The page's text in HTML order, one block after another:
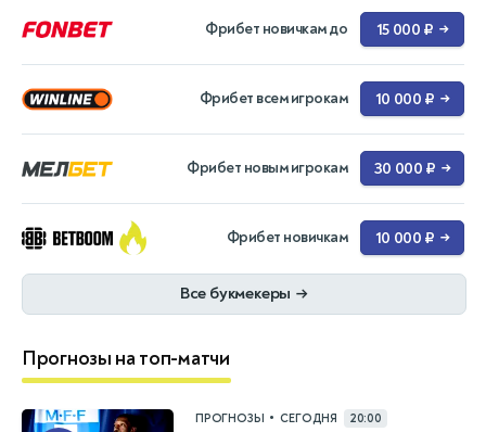
Фрибет новичкам до 15 000 ₽ →
Фрибет всем игрокам 10 000 ₽ →
Фрибет новым игрокам 30 000 ₽ →
Фрибет новичкам 10 000 ₽ →
Все букмекеры →
Прогнозы на топ-матчи
ПРОГНОЗЫ • СЕГОДНЯ 20:00